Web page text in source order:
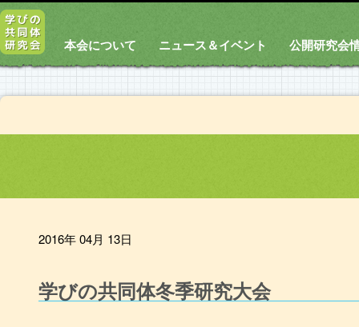
本会について ニュース＆イベント 公開研究会
2016年 04月 13日
学びの共同体冬季研究大会